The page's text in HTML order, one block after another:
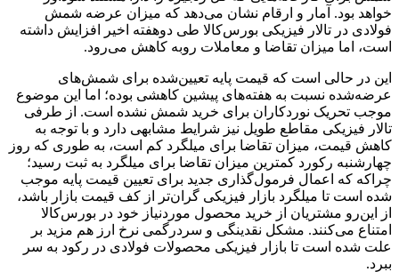
خواهد بود. آمار و ارقام نشان می‌دهد که میزان عرضه شمش
فولادی در تالار فیزیکی بورس‌کالا طی دوهفته اخیر افزایش داشته
است، اما میزان تقاضا و معاملات روبه کاهش می‌رود.
این در حالی است که قیمت پایه تعیین‌شده برای شمش‌‌‌های
عرضه‌شده نسبت به هفته‌‌‌های پیشین کاهشی بوده؛ اما این موضوع
موجب تحریک نوردکاران برای خرید شمش نشده است. از طرفی
تالار فیزیکی مقاطع طویل نیز شرایط مشابهی دارد و با توجه به
کاهش قیمت، میزان تقاضا برای میلگرد کم است، به طوری که روز
چهارشنبه رکورد کمترین میزان تقاضا برای میلگرد به ثبت رسید؛
چراکه که اعمال فرمول‌‌‌گذاری جدید برای تعیین قیمت پایه موجب
شده است تا میلگرد بازار فیزیکی گران‌‌‌تر از کف قیمت بازار باشد،
از این‌رو مشتریان از خرید محصول موردنیاز خود در بورس‌کالا
امتناع می‌کنند. مشکل نقدینگی و سردرگمی نرخ ارز هم مزید بر
علت شده است تا بازار فیزیکی محصولات فولادی در رکود به سر
ببرد.